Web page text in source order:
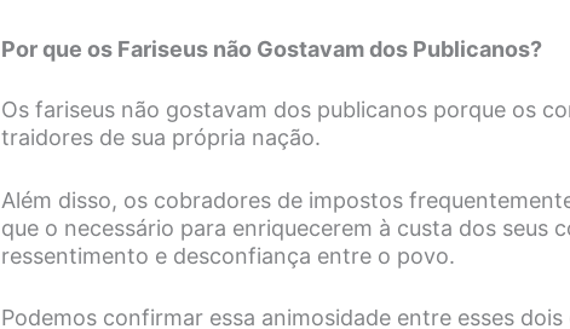
Por que os Fariseus não Gostavam dos Publicanos?
Os fariseus não gostavam dos publicanos porque os
traidores de sua própria nação.
Além disso, os cobradores de impostos
que o necessário para enriquecerem à custa dos seus
ressentimento e desconfiança entre o povo.
Podemos confirmar essa animosidade entre esses